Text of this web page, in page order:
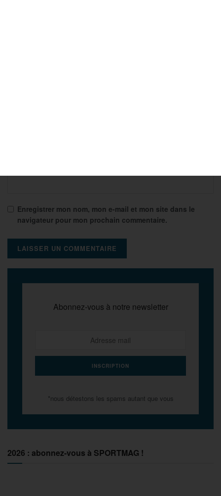
Enregistrer mon nom, mon e-mail et mon site dans le
navigateur pour mon prochain commentaire.
Abonnez-vous à notre newsletter
*nous détestons les spams autant que vous
2026 : abonnez-vous à SPORTMAG !